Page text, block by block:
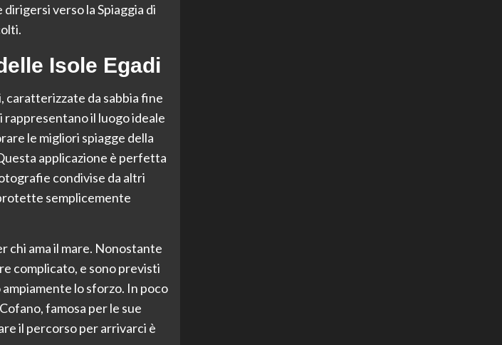
verso la Spiaggia di
Isole Egadi
caratterizzate da sabbia fine
rappresentano il luogo ideale
le migliori spiagge della
applicazione è perfetta
condivise da altri
semplicemente
chi ama il mare. Nonostante
complicato, e sono previsti
lo sforzo. In poco
famosa per le sue
il percorso per arrivarci è